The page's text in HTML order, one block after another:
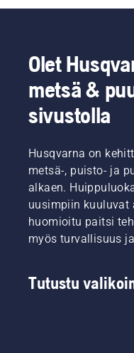
Olet
metsä &
sivustolla
Husqvarna on
metsä-, puisto- ja
alkaen.
uusimpiin kuuluvat
huomioitu paitsi
myös turvallisuus
Tutustu